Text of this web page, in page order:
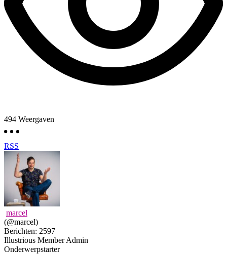
494 Weergaven
RSS
marcel
(@marcel)
Berichten: 2597
Illustrious Member Admin
Onderwerpstarter